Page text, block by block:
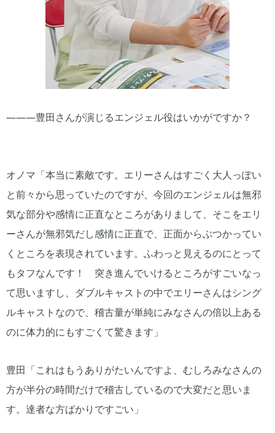
―――豊田さんが演じるエンジェル役はいかがですか？
オノマ「本当に素敵です。エリーさんはすごく大人っぽい
と前々から思っていたのですが、今回のエンジェルは無邪
気な部分や感情に正直なところがありまして、そこをエリ
ーさんが無邪気だし感情に正直で、正面からぶつかってい
くところを表現されています。ふわっと見えるのにとって
もタフなんです！ 突き進んでいけるところがすごいなっ
て思いますし、ダブルキャストの中でエリーさんはシング
ルキャストなので、稽古量が単純にみなさんの倍以上ある
のに体力的にもすごくて驚きます」
豊田「これはもうありがたいんですよ、むしろみなさんの
方が半分の時間だけで稽古しているので大変だと思いま
す。達者な方ばかりですごい」